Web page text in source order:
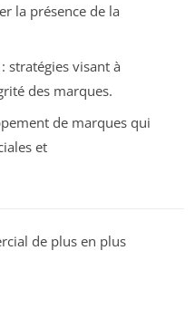
la présence de la
stratégies visant à
des marques.
de marques qui
et
de plus en plus